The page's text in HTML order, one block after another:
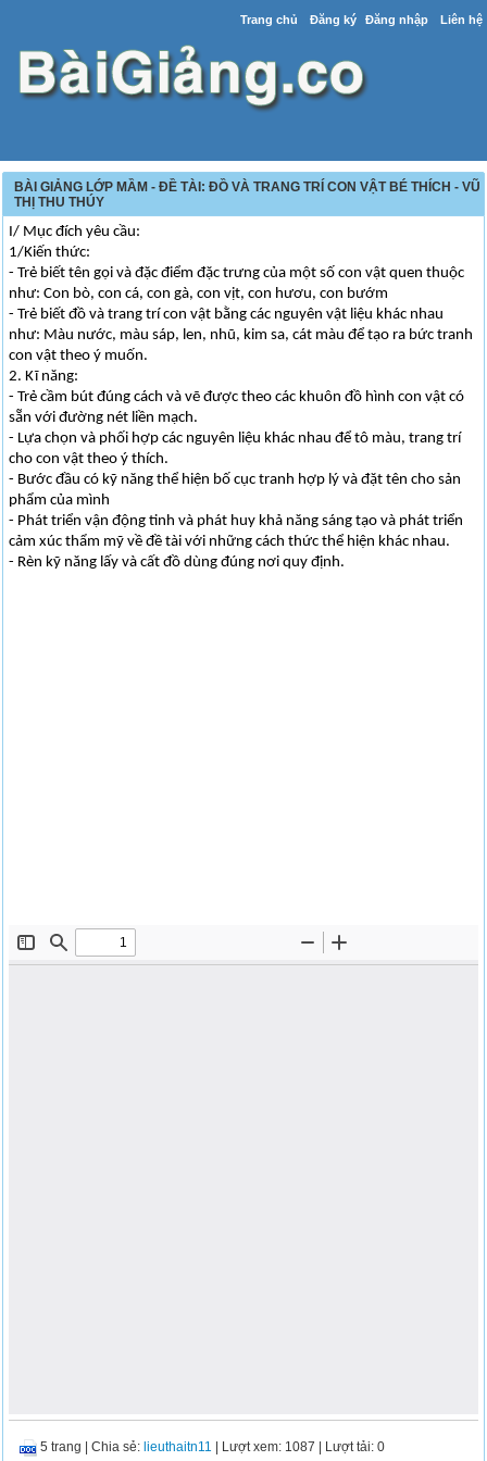
Trang chủ Đăng ký Đăng nhập Liên hệ
BÀI GIẢNG LỚP MẦM - ĐỀ TÀI: ĐỒ VÀ TRANG TRÍ CON VẬT BÉ THÍCH - VŨ
THỊ THU THÚY
I/ Mục đích yêu cầu:
1/Kiến thức:
- Trẻ biết tên gọi và đặc điểm đặc trưng của một số con vật quen thuộc
như: Con bò, con cá, con gà, con vịt, con hươu, con bướm
- Trẻ biết đồ và trang trí con vật bằng các nguyên vật liệu khác nhau
như: Màu nước, màu sáp, len, nhũ, kim sa, cát màu để tạo ra bức tranh
con vật theo ý muốn.
2. Kĩ năng:
- Trẻ cầm bút đúng cách và vẽ được theo các khuôn đồ hình con vật có
sẵn với đường nét liền mạch.
- Lựa chọn và phối hợp các nguyên liệu khác nhau để tô màu, trang trí
cho con vật theo ý thích.
- Bước đầu có kỹ năng thể hiện bố cục tranh hợp lý và đặt tên cho sản
phẩm của mình
- Phát triển vận động tinh và phát huy khả năng sáng tạo và phát triển
cảm xúc thẩm mỹ về đề tài với những cách thức thể hiện khác nhau.
- Rèn kỹ năng lấy và cất đồ dùng đúng nơi quy định.
5 trang |Chia sẻ: lieuthaitn11 | Lượt xem: 1087 | Lượt tải: 0